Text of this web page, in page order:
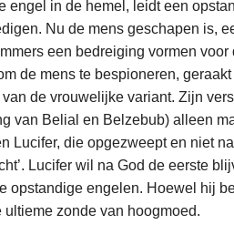
engel in de hemel, leidt een
Nu de mens geschapen is,
een bedreiging vormen voor
de mens te bespioneren,
de vrouwelijke variant. Zijn
van Belial en Belzebub) alleen
Lucifer, die opgezweept en niet
Lucifer wil na God de eerste
opstandige engelen. Hoewel hij
zonde van hoogmoed.